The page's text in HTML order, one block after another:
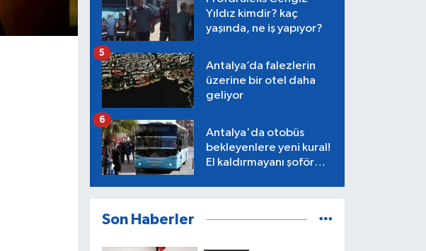
Yıldız kimdir? kaç
yaşında, ne iş yapıyor?
Antalya’da falezlerin
üzerine bir otel daha
geliyor
5
Antalya'da otobüs
bekleyenlere yeni kural!
El kaldırmayanı şoför
6
Son Haberler